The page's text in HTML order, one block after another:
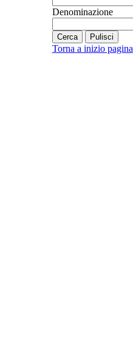
Denominazione
Cerca Pulisci
Torna a inizio pagina